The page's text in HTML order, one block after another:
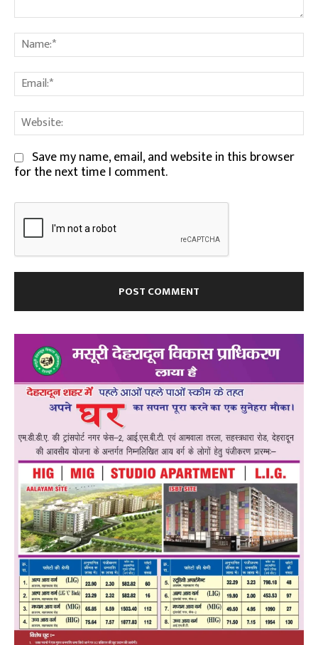
Comment:
Save my name, email, and website in this browser
for the next time I comment.